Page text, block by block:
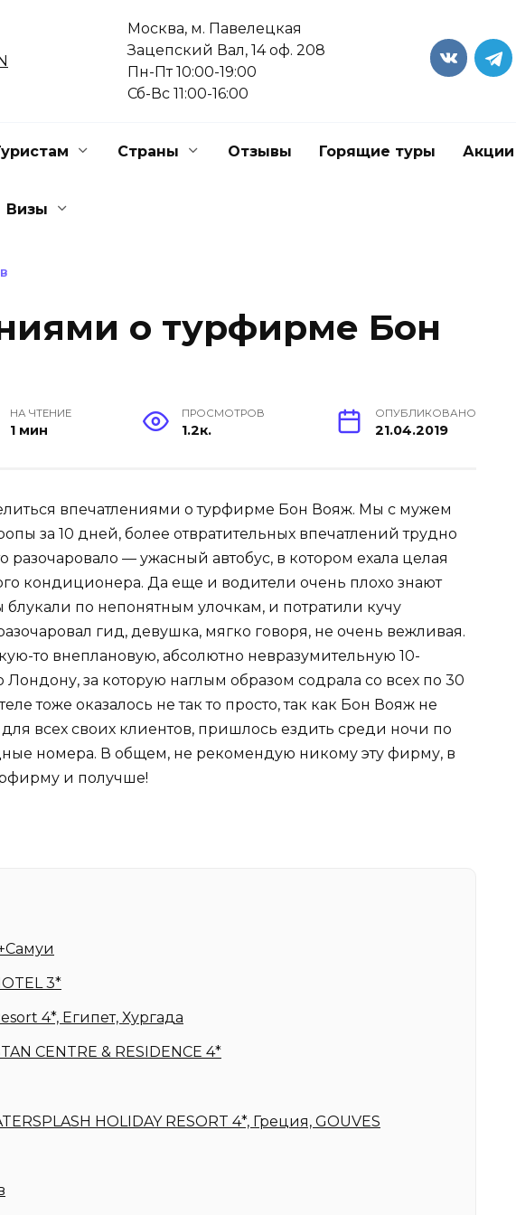
Москва, м. Павелецкая
Зацепский Вал, 14 оф. 208
Пн-Пт 10:00-19:00
Сб-Вс 11:00-16:00
Страны Отзывы Горящие туры Акции
Визы
о турфирме Бон
НА ЧТЕНИЕ
1 мин
ПРОСМОТРОВ
1.2к.
ОПУБЛИКОВАНО
21.04.2019
впечатлениями о турфирме Бон Вояж. Мы с мужем
за 10 дней, более отвратительных впечатлений трудно
разочаровало — ужасный автобус, в котором ехала целая
кондиционера. Да еще и водители очень плохо знают
блукали по непонятным улочкам, и потратили кучу
гид, девушка, мягко говоря, не очень вежливая.
то внеплановую, абсолютно невразумительную 10-
за которую наглым образом содрала со всех по 30
тоже оказалось не так то просто, так как Бон Вояж не
всех своих клиентов, пришлось ездить среди ночи по
номера. В общем, не рекомендую никому эту фирму, в
и получше!
3*
4*, Египет, Хургада
CENTRE & RESIDENCE 4*
HOLIDAY RESORT 4*, Греция, GOUVES